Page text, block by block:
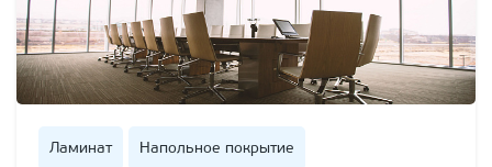
Ламинат Напольное покрытие